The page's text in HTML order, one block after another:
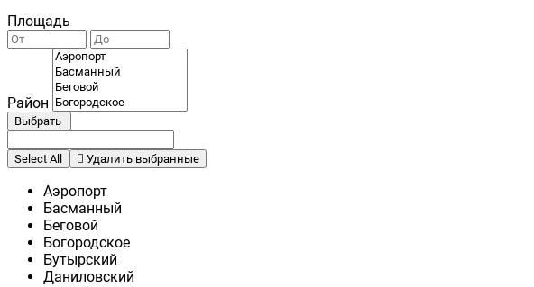
Площадь
Район
Выбрать
Select All Удалить выбранные
Аэропорт
Басманный
Беговой
Богородское
Бутырский
Даниловский